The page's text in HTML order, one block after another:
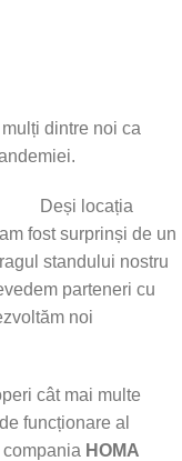
dintre noi ca
Deși locația
fost surprinși de un
standului nostru
parteneri cu
noi
cât mai multe
funcționare al
HOMA